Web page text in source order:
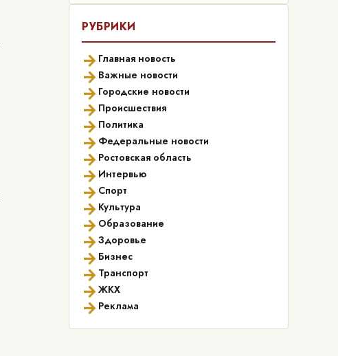
РУБРИКИ
→ Главная новость
→ Важные новости
→ Городские новости
→ Происшествия
→ Политика
→ Федеральные новости
→ Ростовская область
→ Интервью
→ Спорт
→ Культура
→ Образование
→Здоровье
→ Бизнес
→ Транспорт
→ЖКХ
→ Реклама